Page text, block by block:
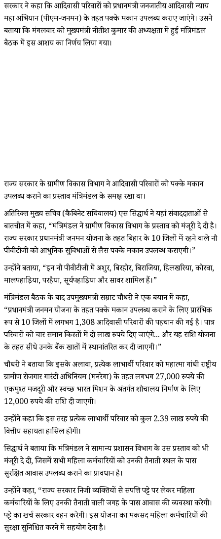
सरकार ने कहा कि आदिवासी परिवारों को प्रधानमंत्री जनजातीय आदिवासी न्याय
महा अभियान (पीएम-जनमन) के तहत पक्के मकान उपलब्ध कराए जाएंगे। उसने
बताया कि मंगलवार को मुख्यमंत्री नीतीश कुमार की अध्यक्षता में हुई मंत्रिमंडल
बैठक में इस आशय का निर्णय लिया गया।
राज्य सरकार के ग्रामीण विकास विभाग ने आदिवासी परिवारों को पक्के मकान
उपलब्ध कराने का प्रस्ताव मंत्रिमंडल के समक्ष रखा था।
अतिरिक्त मुख्य सचिव (कैबिनेट सचिवालय) एस सिद्धार्थ ने यहां संवाददाताओं से
बातचीत में कहा, “मंत्रिमंडल ने ग्रामीण विकास विभाग के प्रस्ताव को मंजूरी दे दी है।
राज्य सरकार प्रधानमंत्री जनमन योजना के तहत बिहार के 10 जिलों में रहने वाले नौ
पीवीटीजी को आधुनिक सुविधाओं से लैस पक्के मकान उपलब्ध कराएगी।”
उन्होंने बताया, “इन नौ पीवीटीजी में अशुर, बिरहोर, बिराजिया, हिलखरिया, कोरवा,
मालपहाड़िया, परहैया, सूर्यपहाड़िया और सावर शामिल हैं।”
मंत्रिमंडल बैठक के बाद उपमुख्यमंत्री सम्राट चौधरी ने एक बयान में कहा,
“प्रधानमंत्री जनमन योजना के तहत पक्के मकान उपलब्ध कराने के लिए प्रारंभिक
रूप से 10 जिलों में लगभग 1,308 आदिवासी परिवारों की पहचान की गई है। पात्र
परिवारों को चार समान किस्तों में दो लाख रुपये दिए जाएंगे... और यह राशि योजना
के तहत सीधे उनके बैंक खातों में स्थानांतरित कर दी जाएगी।”
चौधरी ने बताया कि इसके अलावा, प्रत्येक लाभार्थी परिवार को महात्मा गांधी राष्ट्रीय
ग्रामीण रोजगार गारंटी अधिनियम (मनरेगा) के तहत लगभग 27,000 रुपये की
एकमुश्त मजदूरी और स्वच्छ भारत मिशन के अंतर्गत शौचालय निर्माण के लिए
12,000 रुपये की राशि दी जाएगी।
उन्होंने कहा कि इस तरह प्रत्येक लाभार्थी परिवार को कुल 2.39 लाख रुपये की
वित्तीय सहायता हासिल होगी।
सिद्धार्थ ने बताया कि मंत्रिमंडल ने सामान्य प्रशासन विभाग के उस प्रस्ताव को भी
मंजूरी दे दी, जिसमें सभी महिला कर्मचारियों को उनकी तैनाती स्थल के पास
सुरक्षित आवास उपलब्ध कराने का प्रावधान है।
उन्होंने कहा, “राज्य सरकार निजी व्यक्तियों से संपत्ति पट्टे पर लेकर महिला
कर्मचारियों के लिए उनकी तैनाती वाली जगह के पास आवास की व्यवस्था करेगी।
पट्टे का खर्च सरकार वहन करेगी। इस योजना का मकसद महिला कर्मचारियों की
सुरक्षा सुनिश्चित करने में सहयोग देना है।